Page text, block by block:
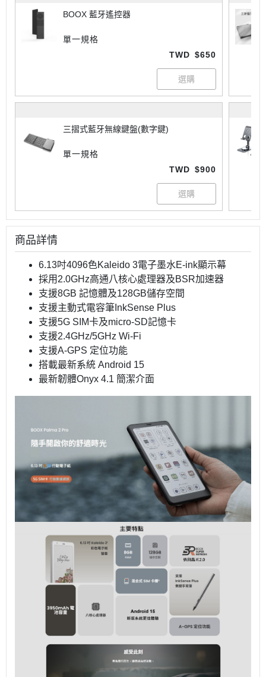
BOOX 藍牙遙控器
單一規格
TWD $650
三摺式藍牙無線鍵盤(數字鍵)
單一規格
TWD $900
商品詳情
6.13吋4096色Kaleido 3電子墨水E-ink顯示幕
採用2.0GHz高通八核心處理器及BSR加速器
支援8GB 記憶體及128GB儲存空間
支援主動式電容筆InkSense Plus
支援5G SIM卡及micro-SD記憶卡
支援2.4GHz/5GHz Wi-Fi
支援A-GPS 定位功能
搭載最新系統 Android 15
最新韌體Onyx 4.1 簡潔介面